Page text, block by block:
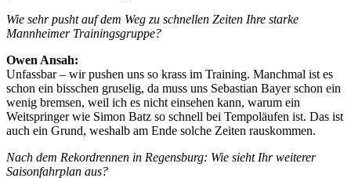
Wie sehr pusht auf dem Weg zu schnellen Zeiten Ihre starke
Mannheimer Trainingsgruppe?
Owen Ansah:
Unfassbar – wir pushen uns so krass im Training. Manchmal ist es
schon ein bisschen gruselig, da muss uns Sebastian Bayer schon ein
wenig bremsen, weil ich es nicht einsehen kann, warum ein
Weitspringer wie Simon Batz so schnell bei Tempoläufen ist. Das ist
auch ein Grund, weshalb am Ende solche Zeiten rauskommen.
Nach dem Rekordrennen in Regensburg: Wie sieht Ihr weiterer
Saisonfahrplan aus?